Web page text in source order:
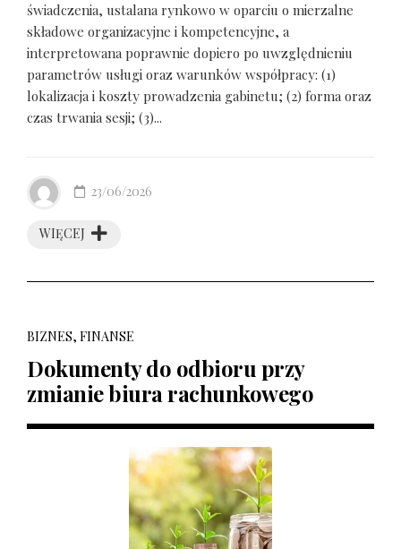
świadczenia, ustalana rynkowo w oparciu o mierzalne
składowe organizacyjne i kompetencyjne, a
interpretowana poprawnie dopiero po uwzględnieniu
parametrów usługi oraz warunków współpracy: (1)
lokalizacja i koszty prowadzenia gabinetu; (2) forma oraz
czas trwania sesji; (3)...
WIĘCEJ
23/06/2026
BIZNES, FINANSE
Dokumenty do odbioru przy
zmianie biura rachunkowego